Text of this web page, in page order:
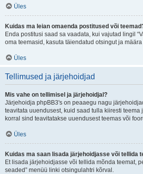
Üles
Kuidas ma leian omaenda postitused või
Enda postitusi saad sa vaadata, kui vajutad lingil
oma teemasid, kasuta täiendatud otsingut ja
Üles
Tellimused ja järjehoidjad
Mis vahe on tellimisel ja järjehoidjal?
Järjehoidja phpBB3's on peaaegu nagu
teavitata uuendusest, kuid saad tulla kiiresti teema
korral sind teavitatakse uuendusest teemas või
Üles
Kuidas ma saan lisada järjehoidjasse või tellida
Et lisada järjehoidjasse või tellida mõnda teemat,
seaded” menüü linki otsingulahtri kõrval.